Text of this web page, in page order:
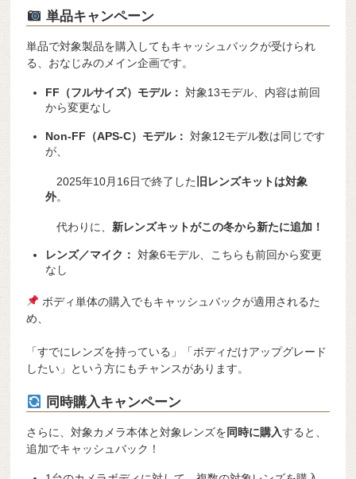
単品キャンペーン
単品で対象製品を購入してもキャッシュバックが受けられ
る、おなじみのメイン企画です。
FF（フルサイズ）モデル： 対象13モデル、内容は前回
から変更なし
Non-FF（APS-C）モデル： 対象12モデル数は同じです
が、
2025年10月16日で終了した 旧レンズキットは対象
外。
代わりに、 新レンズキットがこの冬から新たに追加！
レンズ／マイク： 対象6モデル、こちらも前回から変更
なし
ボディ単体の購入でもキャッシュバックが適用されるた
め、
「すでにレンズを持っている」「ボディだけアップグレード
したい」という方にもチャンスがあります。
同時購入キャンペーン
さらに、対象カメラ本体と対象レンズを同時に購入すると、
追加でキャッシュバック！